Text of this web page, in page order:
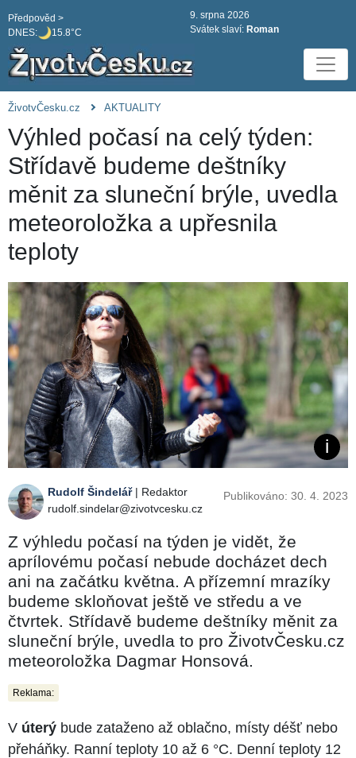
DNES: 15.8°C
Předpověd >
9. srpna 2026
Svátek slaví: Roman
ŽivotvČesku.cz AKTUALITY
Výhled počasí na celý týden:
Střídavě budeme deštníky
měnit za sluneční brýle, uvedla
meteoroložka a upřesnila
teploty
Rudolf Šindelář| Redaktor
rudolf.sindelar@zivotvcesku.cz
Publikováno: 30. 4. 2023
Z výhledu počasí na týden je vidět, že
aprílovému počasí nebude docházet dech
ani na začátku května. A přízemní mrazíky
budeme skloňovat ještě ve středu a ve
čtvrtek. Střídavě budeme deštníky měnit za
sluneční brýle, uvedla to pro ŽivotvČesku.cz
meteoroložka Dagmar Honsová.
Reklama:
V úterý bude zataženo až oblačno, místy déšť nebo
přeháňky. Ranní teploty 10 až 6 °C. Denní teploty 12